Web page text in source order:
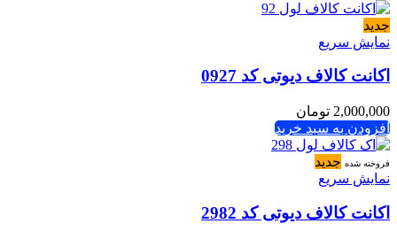
جدید
نمایش سریع
اکانت کالاف دیوتی کد 0927
2,000,000 تومان
افزودن به سبد خرید
فروخته شده جدید
نمایش سریع
اکانت کالاف دیوتی کد 2982